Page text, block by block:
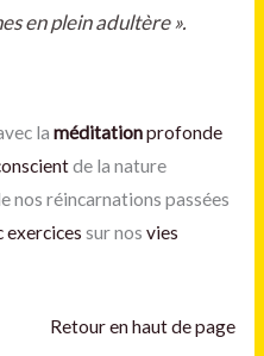
en plein adultère».
laméditationprofonde
de la nature
nos réincarnations passées
exercices sur nosvies
Retour en haut de page